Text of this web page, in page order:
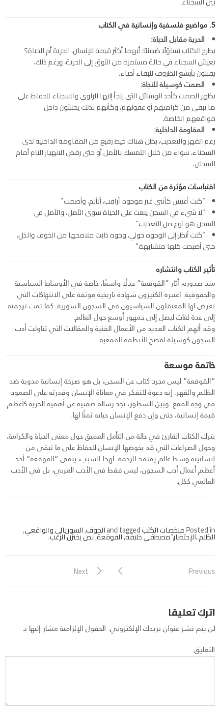
5. مواضيع فلسفية وإنسانية في الكتاب
الحرية مقابل الحياة:
يطرح الكتاب تساؤلًا ضمنيًا: أيهما أكثر قيمة للإنسان، الحرية أم الحياة؟
يعيش السجناء في حالة مستمرة من التوق إلى الحرية، ورغم ذلك،
يقبلون بأبشع الظروف للبقاء أحياء.
الصمت كوسيلة للنجاة:
يظهر الصمت كأحد الوسائل التي يلجأ إليها الراوي والسجناء للحفاظ على
ما تبقى من كرامتهم أو عقولهم، وكأنهم بذلك يختبئون داخل
قواقعهم الخاصة.
المقاومة الداخلية:
رغم القهر والتعذيب، يظل هناك خيط رفيع من المقاومة الداخلية لدى
السجناء، سواء من خلال التمسك بالأمل أو حتى رفض الانهيار التام أمام
السجان.
اقتباسات مؤثرة من الكتاب
“كنت أعيش كأنني غير موجود، أراقب، أتألم، وأصمت.”
“لا شيء في السجن يبعث على الحياة سوى الأمل، والأمل في
السجن هو نوع من التعذيب.”
“كنت أنظر إلى الوجوه حولي، وجوه ذابت ملامحها من الخوف والذل،
حتى أصبحت كلها متشابهة.”
تأثير الكتاب وانتشاره
منذ صدوره، أثار “القوقعة” جدلًا واسعًا، خاصة في الأوساط السياسية
والحقوقية. اعتبره الكثيرون شهادة تاريخية موثقة على الانتهاكات التي
تعرض لها المعتقلون السياسيون في السجون السورية. كما تمت ترجمته
إلى عدة لغات ليصل إلى جمهور أوسع حول العالم.
وقد ألهم الكتاب العديد من الأعمال الفنية والمقالات التي تناولت أدب
السجون كوسيلة لفضح الأنظمة القمعية.
خاتمة موسعة
“القوقعة” ليس مجرد كتاب عن السجن، بل هو صرخة إنسانية مدوية ضد
الظلم والقهر. إنه دعوة للتفكر في معاناة الإنسان وقدرته على الصمود
في وجه القمع. وبين السطور، نجد رسالة ضمنية عن أهمية الحرية كأعظم
قيمة إنسانية، حتى وإن دفع الإنسان حياته ثمنًا لها.
يترك الكتاب القارئ في حالة من التأمل العميق حول معنى الحياة والكرامة،
وحول الصراعات التي قد يخوضها الإنسان للحفاظ على ما تبقى من
إنسانيته وسط عالم يفتقد الرحمة. لهذا السبب، يبقى “القوقعة” أحد
أعظم أعمال أدب السجون، ليس فقط في الأدب العربي، بل في الأدب
العالمي ككل.
Posted inملخصات الكتب الخوف,السوريالي والواقعي,
الظلم..الإحتضار.“مصطفى خليفة,القوقعة,نص يختزن الرعب.
Previous
Next
اترك تعليقاً
لن يتم نشر عنوان بريدك الإلكتروني. الحقول الإلزامية مشار إليها بـ
التعليق